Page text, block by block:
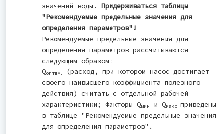
значений воды. Придерживаться таблицы
"Рекомендуемые предельные значения для
определения параметров"!
Рекомендуемые предельные значения для
определения параметров рассчитываются
следующим образом:
Qоптим.
(расход, при котором насос достигает
своего наивысшего коэффициента полезного
действия) считать с отдельной рабочей
характеристики; Факторы Qмин и Qмакс приведены
в таблице "Рекомендуемые предельные значения
для определения параметров".